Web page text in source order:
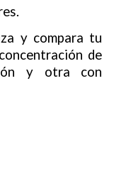
y compara tu
de
y otra con